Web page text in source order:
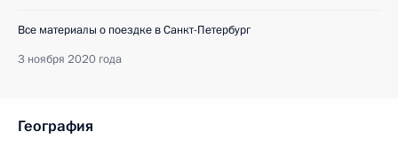
Все материалы о поездке в Санкт-Петербург
3 ноября 2020 года
География